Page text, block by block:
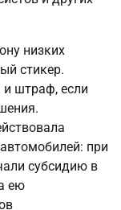
низких
стикер.
штраф, если
при
субсидию в
ею